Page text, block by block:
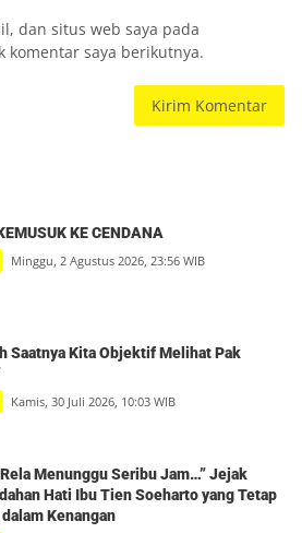
dan situs web saya pada
komentar saya berikutnya.
KE CENDANA
Minggu, 2 Agustus 2026, 23:56 WIB
Saatnya Kita Objektif Melihat Pak
Kamis, 30 Juli 2026, 10:03 WIB
Rela Menunggu Seribu Jam…” Jejak
Hati Ibu Tien Soeharto yang Tetap
Kenangan